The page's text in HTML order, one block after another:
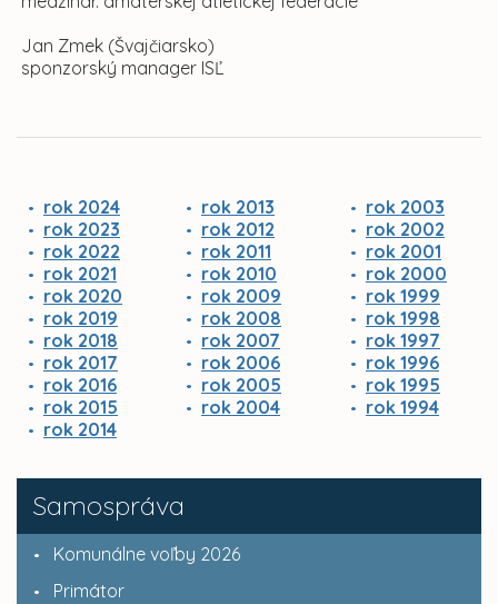
Samospráva
Komunálne voľby 2026
Primátor
Jan Zmek (Švajčiarsko)
sponzorský manager ISĽ
rok 2024
rok 2023
rok 2022
rok 2021
rok 2020
rok 2019
rok 2018
rok 2017
rok 2016
rok 2015
rok 2014
rok 2013
rok 2012
rok 2011
rok 2010
rok 2009
rok 2008
rok 2007
rok 2006
rok 2005
rok 2004
rok 2003
rok 2002
rok 2001
rok 2000
rok 1999
rok 1998
rok 1997
rok 1996
rok 1995
rok 1994